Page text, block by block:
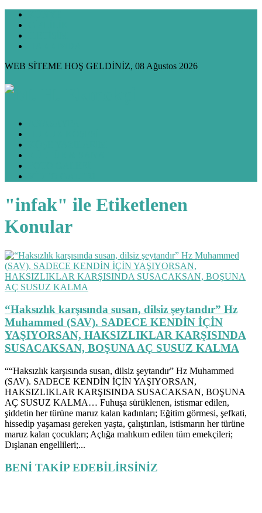
WEB SİTEME HOŞ GELDİNİZ, 08 Ağustos 2026
"infak" ile Etiketlenen
Konular
“Haksızlık karşısında susan, dilsiz şeytandır” Hz
Muhammed (SAV). SADECE KENDİN İÇİN
YAŞIYORSAN, HAKSIZLIKLAR KARŞISINDA
SUSACAKSAN, BOŞUNA AÇ SUSUZ KALMA
““Haksızlık karşısında susan, dilsiz şeytandır” Hz Muhammed
(SAV). SADECE KENDİN İÇİN YAŞIYORSAN,
HAKSIZLIKLAR KARŞISINDA SUSACAKSAN, BOŞUNA
AÇ SUSUZ KALMA… Fuhuşa sürüklenen, istismar edilen,
şiddetin her türüne maruz kalan kadınları; Eğitim görmesi, şefkati,
hissedip yaşaması gereken yaşta, çalıştırılan, istismarın her türüne
maruz kalan çocukları; Açlığa mahkum edilen tüm emekçileri;
Dışlanan engellileri;...
BENİ TAKİP EDEBİLİRSİNİZ